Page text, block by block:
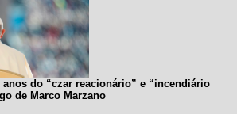
do “czar reacionário” e “incendiário
de Marco Marzano